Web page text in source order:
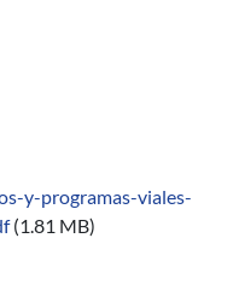
y-programas-viales-
(1.81 MB)